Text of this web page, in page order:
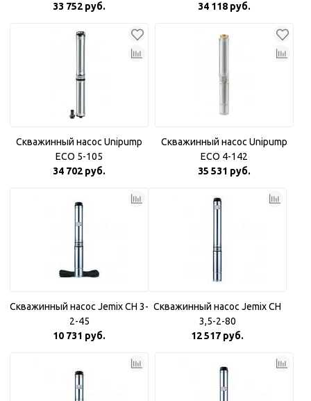
33 752 руб.
34 118 руб.
Скважинный насос Unipump
ECO 5-105
34 702 руб.
Скважинный насос Unipump
ECO 4-142
35 531 руб.
Скважинный насос Jemix CH 3-
2-45
10 731 руб.
Скважинный насос Jemix CH
3,5-2-80
12 517 руб.